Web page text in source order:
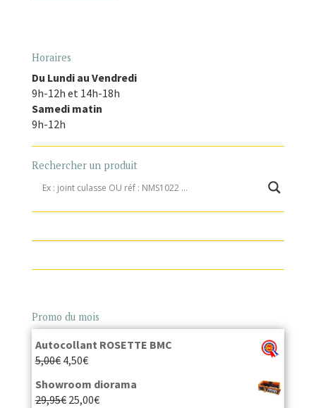
Horaires
Du Lundi au Vendredi
9h-12h et 14h-18h
Samedi matin
9h-12h
Rechercher un produit
Promo du mois
Autocollant ROSETTE BMC
5,00€ 4,50€
Showroom diorama
29,95€ 25,00€